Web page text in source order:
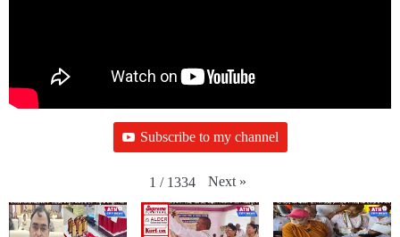
Subscribe to my channel
1 / 1334 Next »